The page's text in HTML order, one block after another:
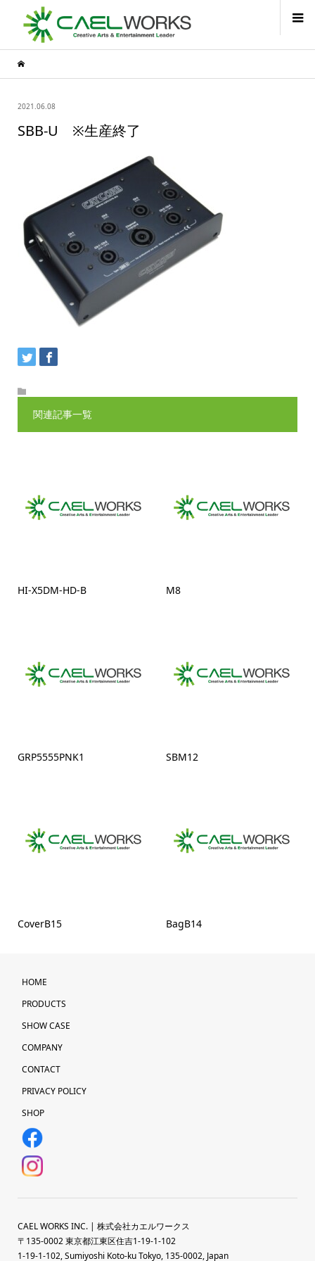
2021.06.08
SBB-U ※生産終了
関連記事一覧
HI-X5DM-HD-B M8
GRP5555PNK1 SBM12
CoverB15 BagB14
HOME
PRODUCTS
SHOW CASE
COMPANY
CONTACT
PRIVACY POLICY
SHOP
CAEL WORKS INC. | 株式会社カエルワークス
〒135-0002 東京都江東区住吉1-19-1-102
1-19-1-102, Sumiyoshi Koto-ku Tokyo, 135-0002, Japan